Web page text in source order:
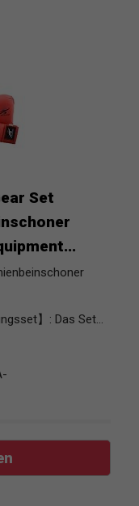
Set
】: Das Set...